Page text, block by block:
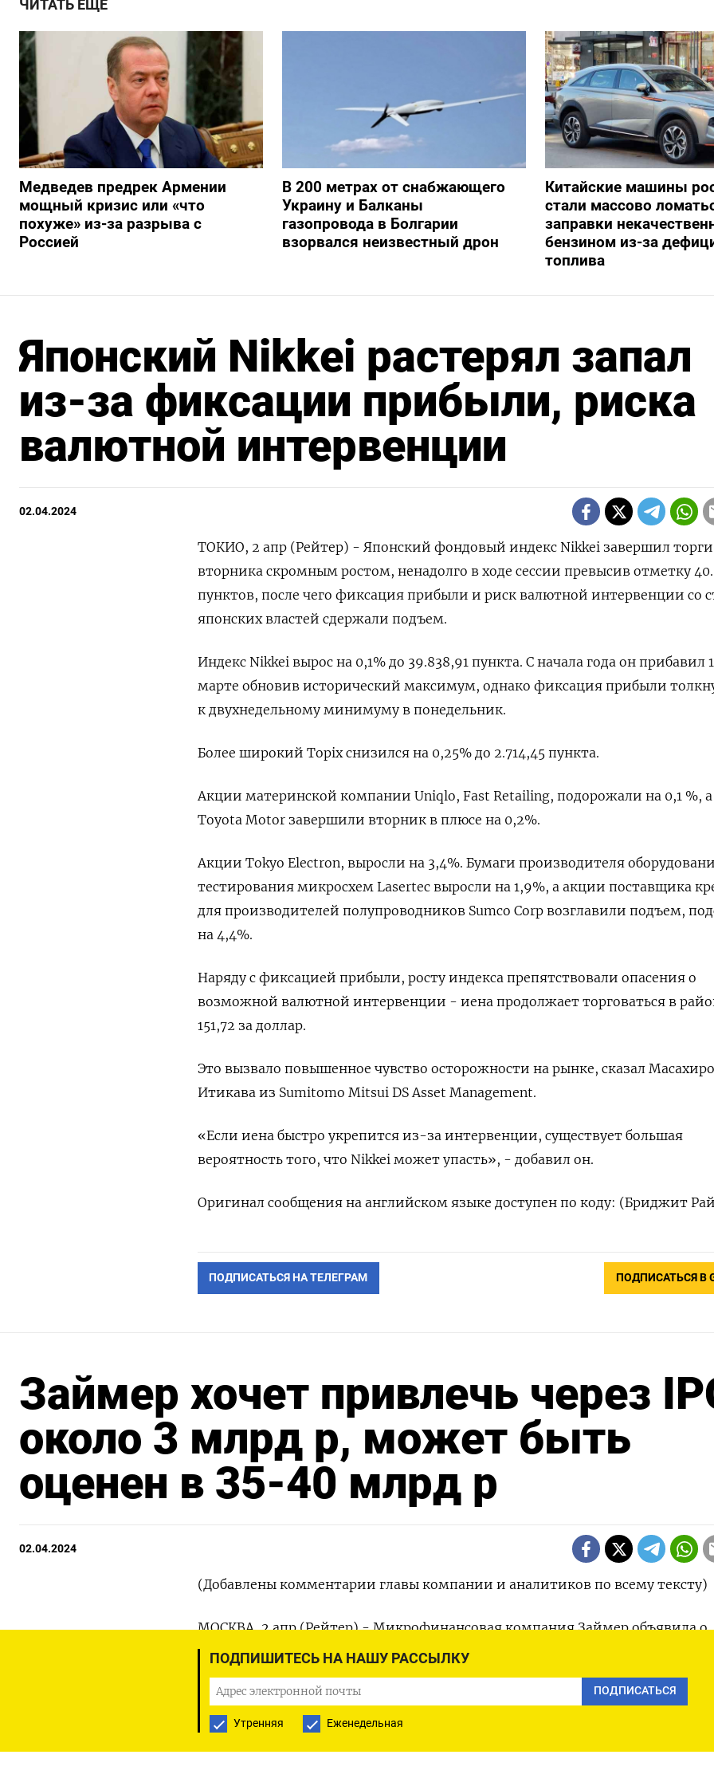
ЧИТАТЬ ЕЩЕ
Медведев предрек Армении
мощный кризис или «что
похуже» из-за разрыва с
Россией
В 200 метрах от снабжающего
Украину и Балканы
газопровода в Болгарии
взорвался неизвестный дрон
Китайские машины
стали массово
заправки
бензином из-за
топлива
ПОДПИШИТЕСЬ НА НАШУ РАССЫЛКУ
ПОДПИСАТЬСЯ
Утренняя Еженедельная
Японский Nikkei растерял запал
из-за фиксации прибыли, риска
валютной интервенции
02.04.2024
ТОКИО, 2 апр (Рейтер) - Японский фондовый индекс Nikkei завершил торги
вторника скромным ростом, ненадолго в ходе сессии превысив отметку
пунктов, после чего фиксация прибыли и риск валютной интервенции со
японских властей сдержали подъем.
Индекс Nikkei вырос на 0,1% до 39.838,91 пункта. С начала года он прибавил
марте обновив исторический максимум, однако фиксация прибыли
к двухнедельному минимуму в понедельник.
Более широкий Topix снизился на 0,25% до 2.714,45 пункта.
Акции материнской компании Uniqlo, Fast Retailing, подорожали на 0,1 %,
Toyota Motor завершили вторник в плюсе на 0,2%.
Акции Tokyo Electron, выросли на 3,4%. Бумаги производителя
тестирования микросхем Lasertec выросли на 1,9%, а акции поставщика
для производителей полупроводников Sumco Corp возглавили подъем,
на 4,4%.
Наряду с фиксацией прибыли, росту индекса препятствовали опасения о
возможной валютной интервенции - иена продолжает торговаться в
151,72 за доллар.
Это вызвало повышенное чувство осторожности на рынке, сказал Масахиро
Итикава из Sumitomo Mitsui DS Asset Management.
«Если иена быстро укрепится из-за интервенции, существует большая
вероятность того, что Nikkei может упасть», - добавил он.
Оригинал сообщения на английском языке доступен по коду: (Бриджит
ПОДПИСАТЬСЯ НА ТЕЛЕГРАМ ПОДПИСАТЬСЯ В
Займер хочет привлечь через
около 3 млрд р, может быть
оценен в 35-40 млрд р
02.04.2024
(Добавлены комментарии главы компании и аналитиков по всему тексту)
МОСКВА, 2 апр (Рейтер) - Микрофинансовая компания Займер объявила о
намерении провести в апреле IPO на сумму около 3 миллиардов рублей,
организация.
По данным ЦБР, портфель микрозаймов в 2023 году в секторе увеличился